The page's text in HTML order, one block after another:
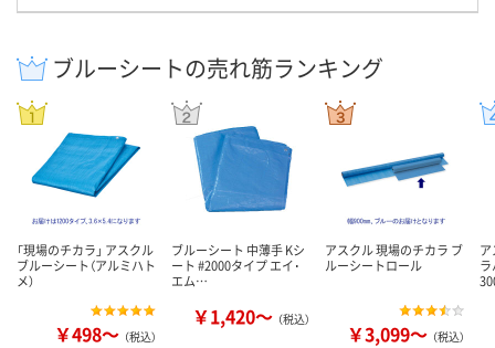
ブルーシートの売れ筋ランキング
「現場のチカラ」 アスクル
ブルーシート（アルミハト
メ）
￥498～ （税込）
ブルーシート 中薄手 Kシ
ート #2000タイプ エイ･
エム…
￥1,420～ （税込）
アスクル 現場のチカラ ブ
ルーシートロール
￥3,099～ （税込）